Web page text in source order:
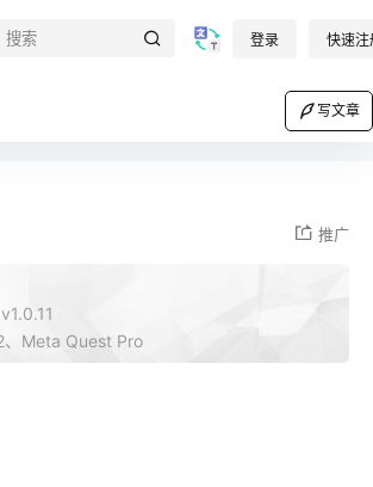
登录 快速注
写文章
推广
Meta Quest Pro